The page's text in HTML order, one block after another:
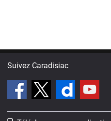
Suivez Caradisiac